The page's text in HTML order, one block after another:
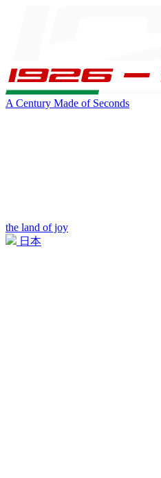
A Century Made of Seconds
the land of joy
日本